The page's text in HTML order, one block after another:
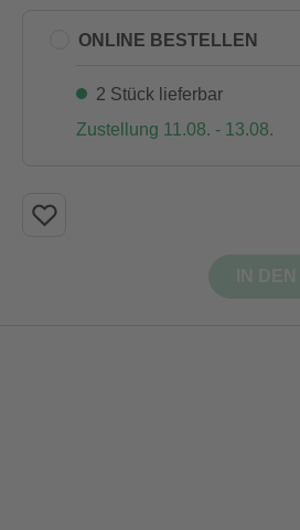
ONLINE BESTELLEN
2 Stück lieferbar
Zustellung 11.08. - 13.08.